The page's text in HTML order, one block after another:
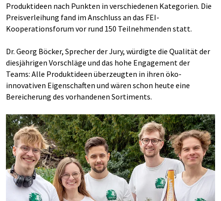
Produktideen nach Punkten in verschiedenen Kategorien. Die
Preisverleihung fand im Anschluss an das FEI-
Kooperationsforum vor rund 150 Teilnehmenden statt.
Dr. Georg Böcker, Sprecher der Jury, würdigte die Qualität der
diesjährigen Vorschläge und das hohe Engagement der
Teams: Alle Produktideen überzeugten in ihren öko-
innovativen Eigenschaften und wären schon heute eine
Bereicherung des vorhandenen Sortiments.